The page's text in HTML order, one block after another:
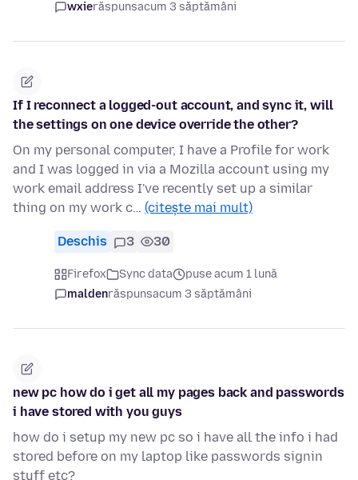
wxierăspunsacum 3 săptămâni
If I reconnect a logged-out account, and sync it, will
the settings on one device override the other?
On my personal computer, I have a Profile for work
and I was logged in via a Mozilla account using my
work email address I've recently set up a similar
thing on my work c… (citește mai mult)
Deschis 3 30
Firefox Sync data
puse acum 1 lună
maldenrăspunsacum 3 săptămâni
new pc how do i get all my pages back and passwords
i have stored with you guys
how do i setup my new pc so i have all the info i had
stored before on my laptop like passwords signin
stuff etc?